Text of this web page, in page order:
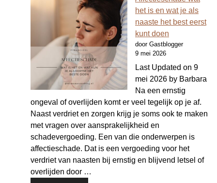
het is en wat je als
naaste het best eerst
kunt doen
door Gastblogger
9 mei 2026
Last Updated on 9
mei 2026 by Barbara
Na een ernstig
ongeval of overlijden komt er veel tegelijk op je af.
Naast verdriet en zorgen krijg je soms ook te maken
met vragen over aansprakelijkheid en
schadevergoeding. Een van die onderwerpen is
affectieschade. Dat is een vergoeding voor het
verdriet van naasten bij ernstig en blijvend letsel of
overlijden door …